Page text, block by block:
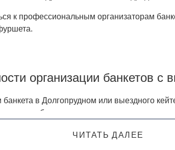
к профессиональным организаторам
организации банкетов с
в Долгопрудном или выездного
обслуживания нет границ
в аренду выездных официантов,
даже в зимнем лесу. Наши клиенты, это
ЧИТАТЬ ДАЛЕЕ